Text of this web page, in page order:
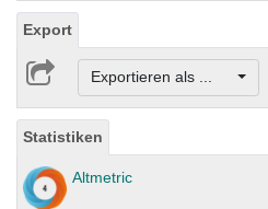
Export
Exportieren als ...
Statistiken
Altmetric